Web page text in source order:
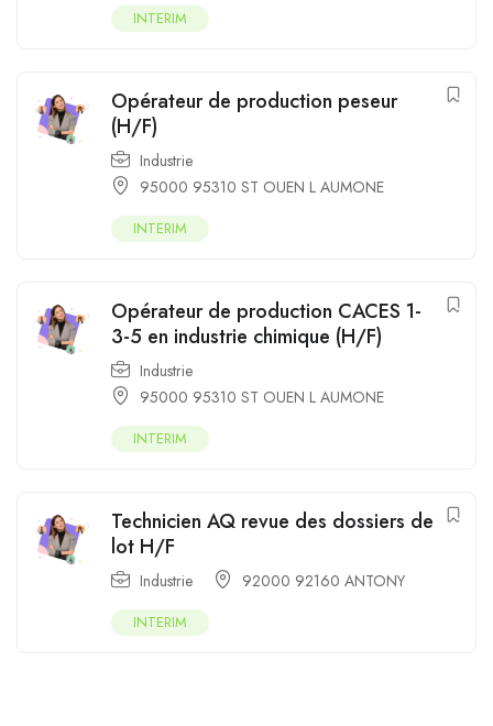
INTERIM
Opérateur de production peseur
(H/F)
Industrie
95000 95310 ST OUEN L AUMONE
INTERIM
Opérateur de production CACES 1-
3-5 en industrie chimique (H/F)
Industrie
95000 95310 ST OUEN L AUMONE
INTERIM
Technicien AQ revue des dossiers de
lot H/F
Industrie 92000 92160 ANTONY
INTERIM